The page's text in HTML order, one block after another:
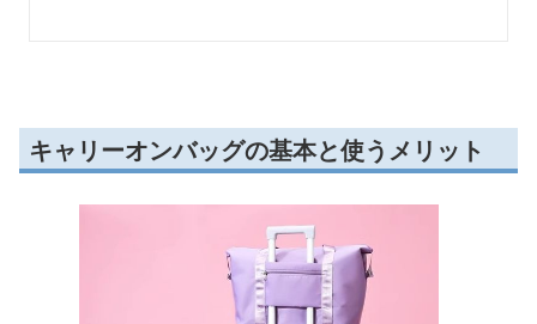
キャリーオンバッグの基本と使うメリット